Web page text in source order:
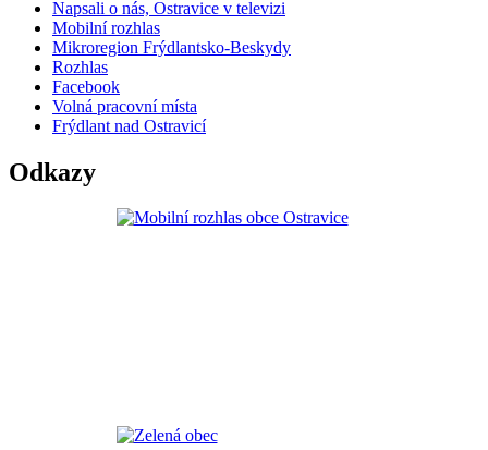
Napsali o nás, Ostravice v televizi
Mobilní rozhlas
Mikroregion Frýdlantsko-Beskydy
Rozhlas
Facebook
Volná pracovní místa
Frýdlant nad Ostravicí
Odkazy